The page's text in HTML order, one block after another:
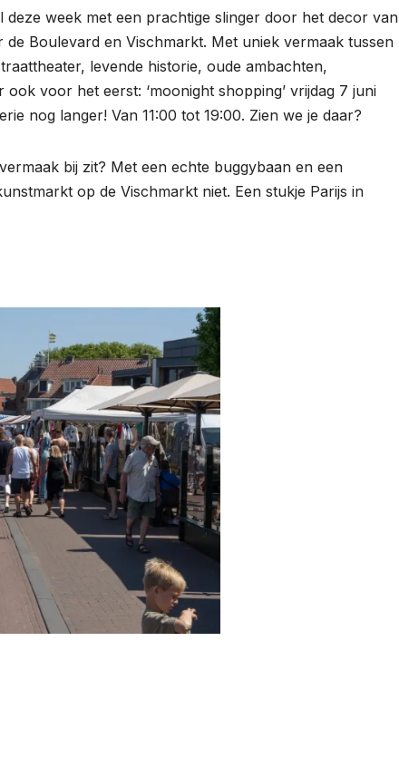
week met een prachtige slinger door het decor van
Boulevard en Vischmarkt. Met uniek vermaak tussen
levende historie, oude ambachten,
voor het eerst: ‘moonight shopping’ vrijdag 7 juni
nog langer! Van 11:00 tot 19:00. Zien we je daar?
bij zit? Met een echte buggybaan en een
op de Vischmarkt niet. Een stukje Parijs in